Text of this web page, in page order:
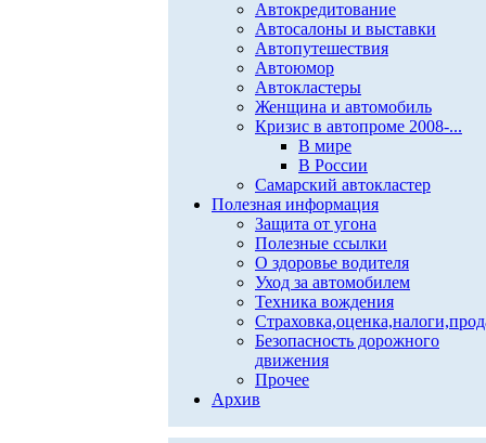
Автокредитование
Автосалоны и выставки
Автопутешествия
Автоюмор
Автокластеры
Женщина и автомобиль
Кризис в автопроме 2008-...
В мире
В России
Самарский автокластер
Полезная информация
Защита от угона
Полезные ссылки
О здоровье водителя
Уход за автомобилем
Техника вождения
Безопасность дорожного
движения
Прочее
Архив